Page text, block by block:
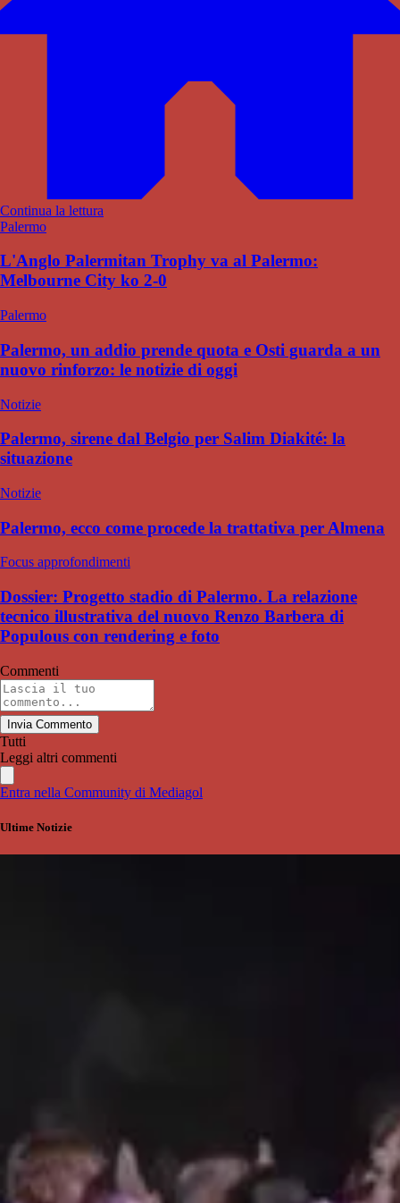
Continua la lettura
Palermo
L'Anglo Palermitan Trophy va al Palermo:
Melbourne City ko 2-0
Palermo
Palermo, un addio prende quota e Osti guarda a un
nuovo rinforzo: le notizie di oggi
Notizie
Palermo, sirene dal Belgio per Salim Diakité: la
situazione
Notizie
Palermo, ecco come procede la trattativa per Almena
Focus approfondimenti
Dossier: Progetto stadio di Palermo. La relazione
tecnico illustrativa del nuovo Renzo Barbera di
Populous con rendering e foto
Commenti
Invia Commento
Tutti
Leggi altri commenti
Entra nella Community di Mediagol
Ultime Notizie